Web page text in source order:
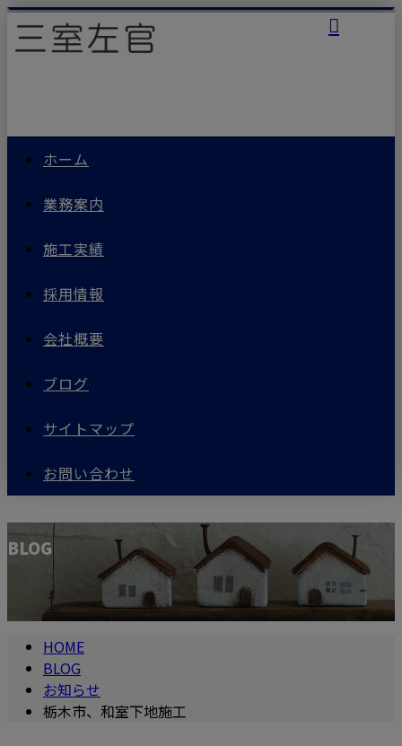
ホーム
業務案内
施工実績
採用情報
会社概要
ブログ
サイトマップ
お問い合わせ
BLOG
HOME
BLOG
お知らせ
栃木市、和室下地施工